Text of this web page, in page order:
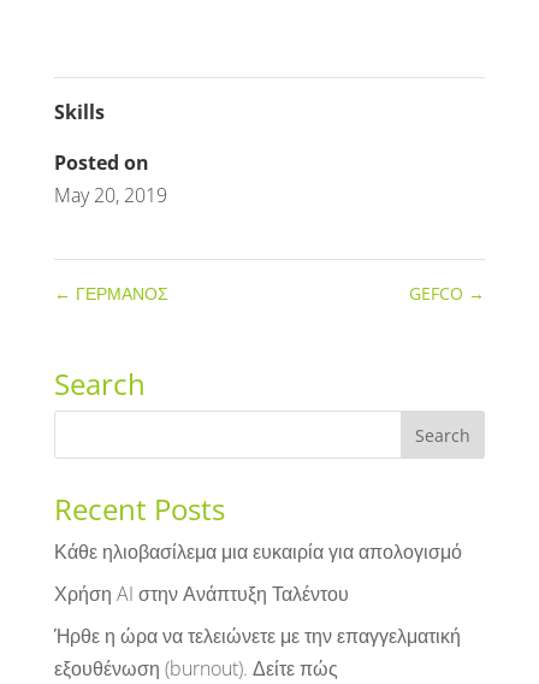
Skills
Posted on
May 20, 2019
← ΓΕΡΜΑΝΟΣ GEFCO →
Search
Recent Posts
Κάθε ηλιοβασίλεμα μια ευκαιρία για απολογισμό
Χρήση AI στην Ανάπτυξη Ταλέντου
Ήρθε η ώρα να τελειώνετε με την επαγγελματική
εξουθένωση (burnout). Δείτε πώς